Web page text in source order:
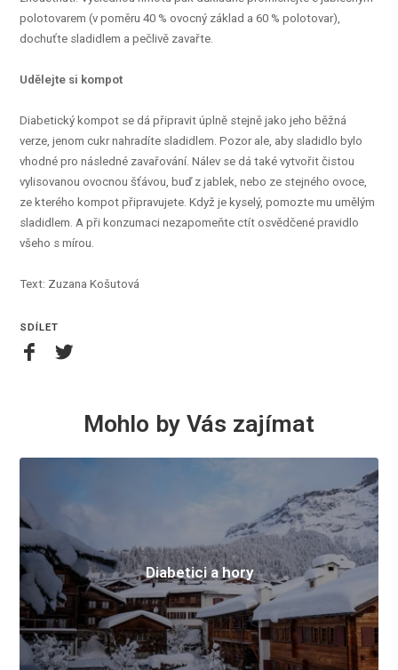
polotovarem (v poměru 40 % ovocný základ a 60 % polotovar),
dochuťte sladidlem a pečlivě zavařte.
Udělejte si kompot
Diabetický kompot se dá připravit úplně stejně jako jeho běžná
verze, jenom cukr nahradíte sladidlem. Pozor ale, aby sladidlo bylo
vhodné pro následné zavařování. Nálev se dá také vytvořit čistou
vylisovanou ovocnou šťávou, buď z jablek, nebo ze stejného ovoce,
ze kterého kompot připravujete. Když je kyselý, pomozte mu umělým
sladidlem. A při konzumaci nezapomeňte ctít osvědčené pravidlo
všeho s mírou.
Text: Zuzana Košutová
SDÍLET
Mohlo by Vás zajímat
Diabetici a hory